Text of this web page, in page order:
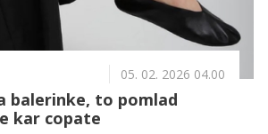
05. 02. 2026 04.00
balerinke, to pomlad
kar copate